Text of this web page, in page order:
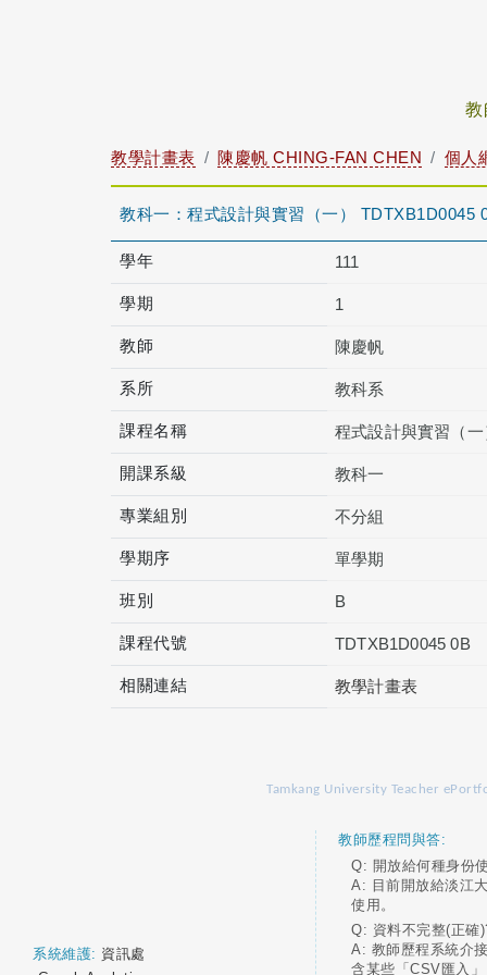
教
教學計畫表 陳慶帆 CHING-FAN CHEN 個人
教科一：程式設計與實習（一） TDTXB1D0045
學年 111
學期 1
教師 陳慶帆
系所 教科系
課程名稱 程式設計與實習（一
開課系級 教科一
專業組別 不分組
學期序 單學期
班別 B
課程代號 TDTXB1D0045 0B
相關連結 教學計畫表
Tamkang University Teacher
系統維護: 資訊處
教師歷程問與答:
Q: 開放給何種身份
A: 目前開放給淡江
使用。
Q: 資料不完整(正確
A: 教師歷程系統介
含某些「CSV匯入